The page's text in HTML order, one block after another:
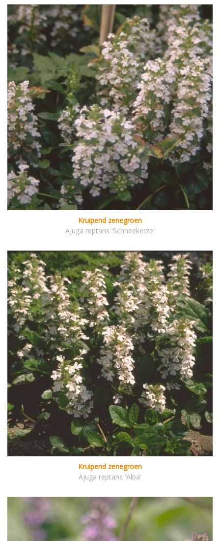
Kruipend zenegroen
Ajuga reptans 'Schneekerze'
Kruipend zenegroen
Ajuga reptans 'Alba'